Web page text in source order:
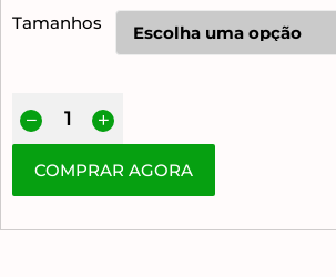
Tamanhos
COMPRAR AGORA